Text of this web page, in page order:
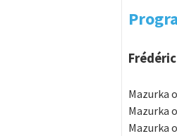
Frédéric
Mazurka
Mazurka
Mazurka